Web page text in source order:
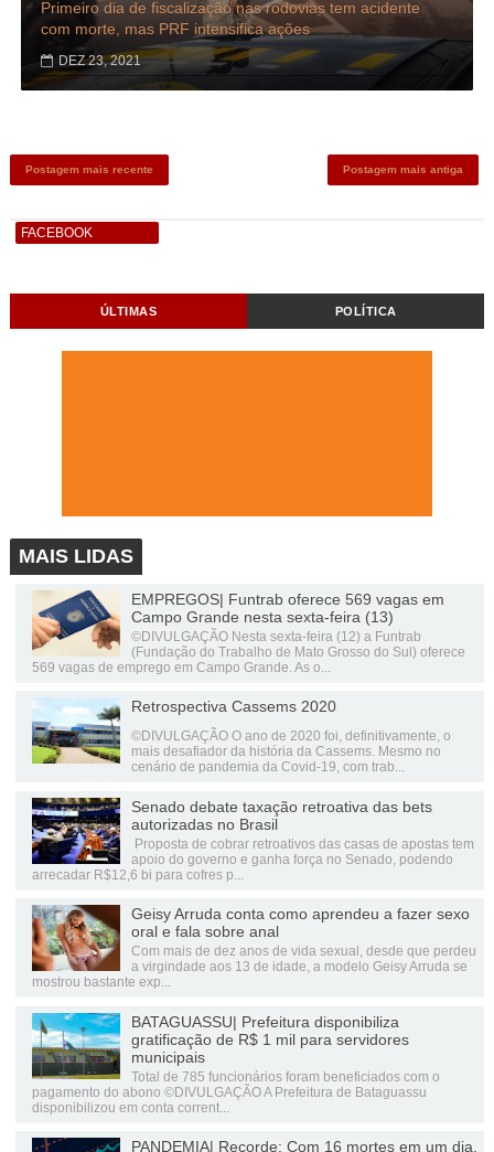
Primeiro dia de fiscalização nas rodovias tem acidente
com morte, mas PRF intensifica ações
DEZ 23, 2021
Postagem mais recente Postagem mais antiga
FACEBOOK
ÚLTIMAS POLÍTICA
MAIS LIDAS
EMPREGOS| Funtrab oferece 569 vagas em
Campo Grande nesta sexta-feira (13)
©DIVULGAÇÃO Nesta sexta-feira (12) a Funtrab
(Fundação do Trabalho de Mato Grosso do Sul) oferece
569 vagas de emprego em Campo Grande. As o...
Retrospectiva Cassems 2020
©DIVULGAÇÃO O ano de 2020 foi, definitivamente, o
mais desafiador da história da Cassems. Mesmo no
cenário de pandemia da Covid-19, com trab...
Senado debate taxação retroativa das bets
autorizadas no Brasil
Proposta de cobrar retroativos das casas de apostas tem
apoio do governo e ganha força no Senado, podendo
arrecadar R$12,6 bi para cofres p...
Geisy Arruda conta como aprendeu a fazer sexo
oral e fala sobre anal
Com mais de dez anos de vida sexual, desde que perdeu
a virgindade aos 13 de idade, a modelo Geisy Arruda se
mostrou bastante exp...
BATAGUASSU| Prefeitura disponibiliza
gratificação de R$ 1 mil para servidores
municipais
Total de 785 funcionários foram beneficiados com o
pagamento do abono ©DIVULGAÇÃO A Prefeitura de Bataguassu
disponibilizou em conta corrent...
PANDEMIA| Recorde: Com 16 mortes em um dia,